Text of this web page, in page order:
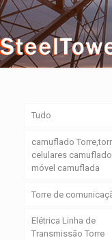
Tudo
camuflado
celulares
móvel camuflada
Torre de
Elétrica Linha de
Transmissão Torre